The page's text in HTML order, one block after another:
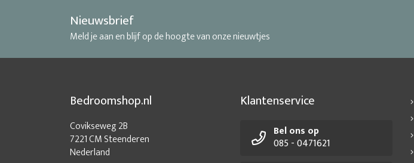
Nieuwsbrief
Meld je aan en blijf op de hoogte van onze nieuwtjes
Bedroomshop.nl
Covikseweg 2B
7221 CM Steenderen
Nederland
Klantenservice
Bel ons op
085 - 0471621